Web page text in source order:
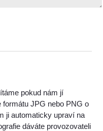
pokud nám jí
JPG nebo PNG o
ji automaticky upraví na
dáváte provozovateli